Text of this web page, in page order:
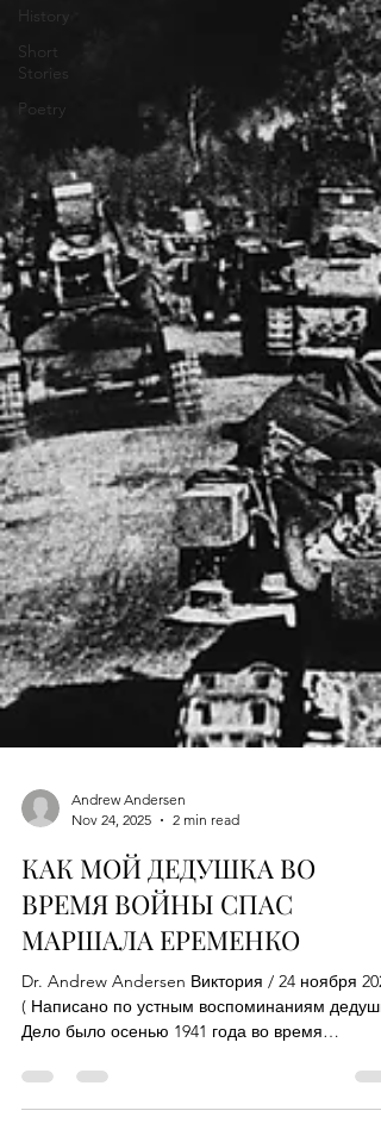
History
Short
Stories
Poetry
Nov 24, 2025
2 min read
КАК МОЙ ДЕДУШКА ВО
ВРЕМЯ ВОЙНЫ СПАС
МАРШАЛА ЕРЕМЕНКО
Dr. Andrew Andersen Виктория / 24 ноября
Дело было осенью 1941 года во время
наступления Гудериана на Москву. Дедушка